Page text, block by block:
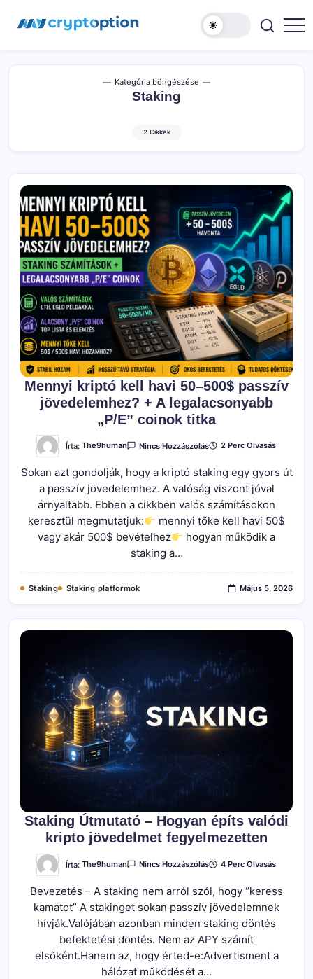
MyCryptOption
Kategória böngészése
Staking
2 Cikkek
Mennyi kriptó kell havi 50–500$ passzív
jövedelemhez? + A legalacsonyabb
„P/E” coinok titka
Írta: The9human Nincs HozzászólásA(z)
Kell
Havi
50–
500$
Passzív
Jövedelemhez?
+
A
2 Perc Olvasás
Sokan azt gondolják, hogy a kriptó staking egy gyors út
a passzív jövedelemhez. A valóság viszont jóval
árnyaltabb. Ebben a cikkben valós számításokon
keresztül megmutatjuk:
mennyi tőke kell havi 50$
vagy akár 500$ bevételhez
hogyan működik a
staking a…
Staking Staking platformok Május 5, 2026
Staking Útmutató – Hogyan építs valódi
kripto jövedelmet fegyelmezetten
Írta: The9human Nincs HozzászólásA(z)
–
Hogyan
Építs
Valódi
Kripto
Jövedelmet
Fegyelmezetten
Bejegyzéshez
4 Perc Olvasás
Bevezetés – A staking nem arról szól, hogy “keress
kamatot” A stakinget sokan passzív jövedelemnek
hívják.Valójában azonban minden staking döntés
befektetési döntés. Nem az APY számít
elsőként.Hanem az, hogy érted-e:Advertisment a
hálózat működését a…